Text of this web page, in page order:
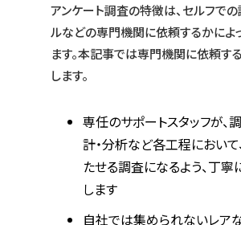
アンケート調査の特徴は、セルフで
ルなどの専門機関に依頼するかによ
ます。本記事では専門機関に依頼す
します。
専任のサポートスタッフが、
計・分析など各工程におい
たせる調査になるよう、丁寧
します
自社では集められないレア